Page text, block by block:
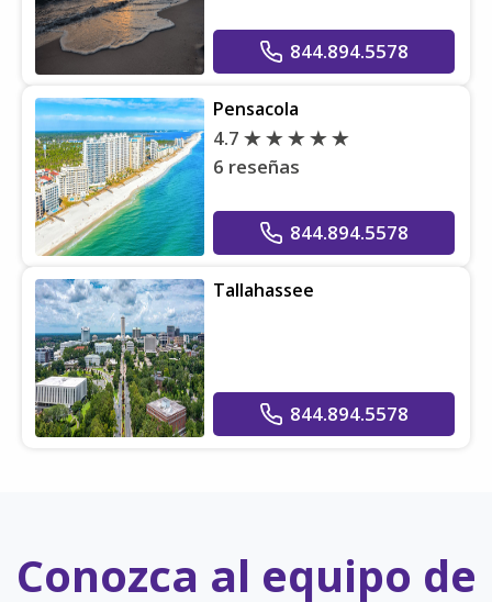
844.894.5578
Pensacola
4.7
6 reseñas
844.894.5578
Tallahassee
844.894.5578
Conozca al equipo de